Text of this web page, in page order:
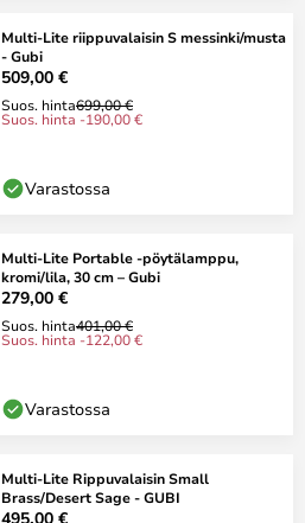
Multi-Lite riippuvalaisin S messinki/musta
- Gubi
509,00 €
Suos. hinta699,00 €
Suos. hinta -190,00 €
Varastossa
Multi-Lite Portable -pöytälamppu,
kromi/lila, 30 cm – Gubi
279,00 €
Suos. hinta401,00 €
Suos. hinta -122,00 €
Varastossa
Multi-Lite Rippuvalaisin Small
Brass/Desert Sage - GUBI
495,00 €